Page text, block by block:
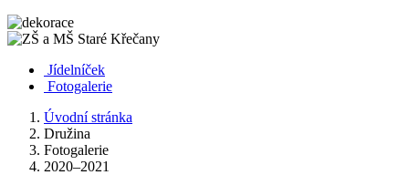
Jídelníček
Fotogalerie
Úvodní stránka
Družina
Fotogalerie
2020–2021